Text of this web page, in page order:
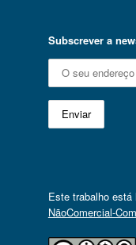
Subscrever a
Este trabalho
NãoComercial-